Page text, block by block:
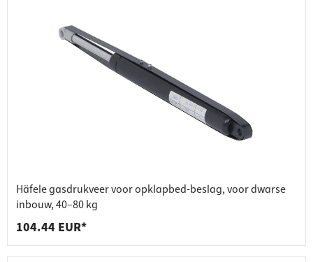
Häfele gasdrukveer voor opklapbed-beslag, voor dwarse
inbouw, 40–80 kg
104.44 EUR*